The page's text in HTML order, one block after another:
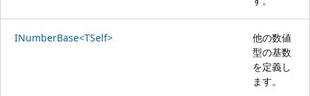
INumberBase<TSelf>
他の数値
型の基数
を定義し
ます。